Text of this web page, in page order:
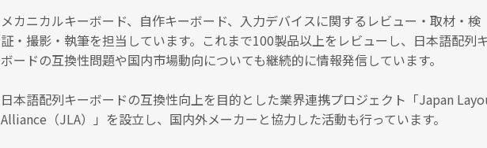
メカニカルキーボード、自作キーボード、入力デバイスに関するレビュー・取材・検
証・撮影・執筆を担当しています。これまで100製品以上をレビューし、日本語配列
ボードの互換性問題や国内市場動向についても継続的に情報発信しています。
日本語配列キーボードの互換性向上を目的とした業界連携プロジェクト「Japan
Alliance（JLA）」を設立し、国内外メーカーと協力した活動も行っています。